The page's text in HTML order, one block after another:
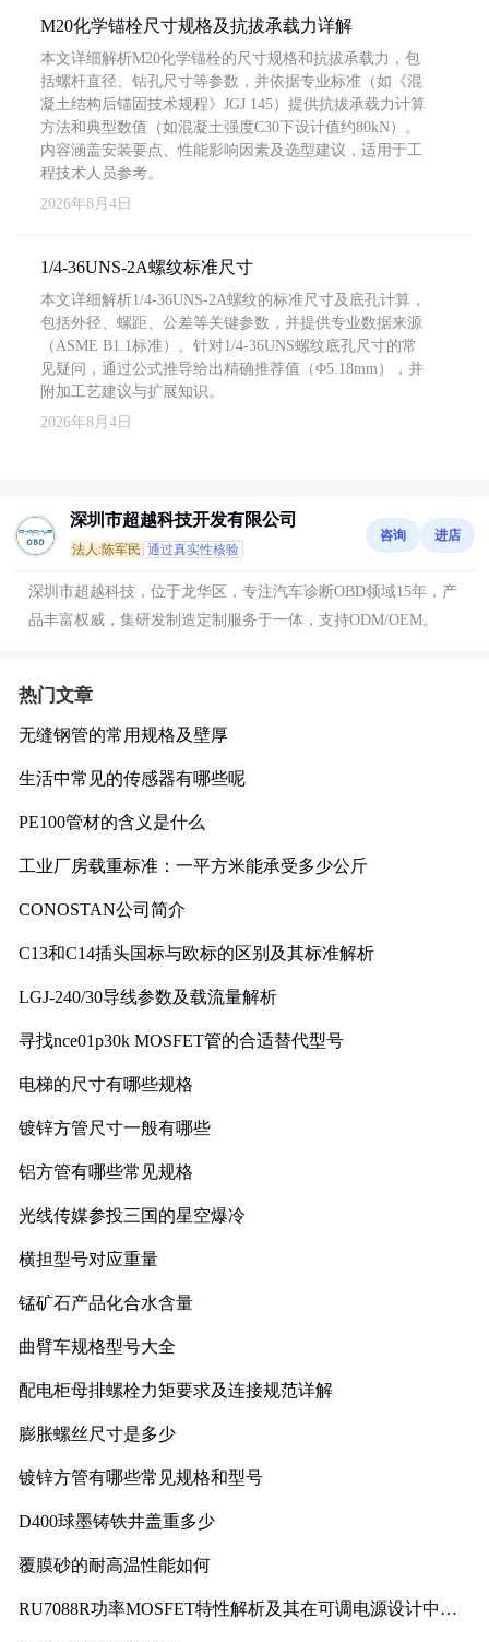
M20化学锚栓尺寸规格及抗拔承载力详解
本文详细解析M20化学锚栓的尺寸规格和抗拔承载力，包
括螺杆直径、钻孔尺寸等参数，并依据专业标准（如《混
凝土结构后锚固技术规程》JGJ 145）提供抗拔承载力计算
方法和典型数值（如混凝土强度C30下设计值约80kN）。
内容涵盖安装要点、性能影响因素及选型建议，适用于工
程技术人员参考。
2026年8月4日
1/4-36UNS-2A螺纹标准尺寸
本文详细解析1/4-36UNS-2A螺纹的标准尺寸及底孔计算，
包括外径、螺距、公差等关键参数，并提供专业数据来源
（ASME B1.1标准）。针对1/4-36UNS螺纹底孔尺寸的常
见疑问，通过公式推导给出精确推荐值（Φ5.18mm），并
附加工艺建议与扩展知识。
2026年8月4日
深圳市超越科技开发有限公司
法人:陈军民 通过真实性核验
咨询 进店
深圳市超越科技，位于龙华区，专注汽车诊断OBD领域15年，产
品丰富权威，集研发制造定制服务于一体，支持ODM/OEM。
热门文章
无缝钢管的常用规格及壁厚
生活中常见的传感器有哪些呢
PE100管材的含义是什么
工业厂房载重标准：一平方米能承受多少公斤
CONOSTAN公司简介
C13和C14插头国标与欧标的区别及其标准解析
LGJ-240/30导线参数及载流量解析
寻找nce01p30k MOSFET管的合适替代型号
电梯的尺寸有哪些规格
镀锌方管尺寸一般有哪些
铝方管有哪些常见规格
光线传媒参投三国的星空爆冷
横担型号对应重量
锰矿石产品化合水含量
曲臂车规格型号大全
配电柜母排螺栓力矩要求及连接规范详解
膨胀螺丝尺寸是多少
镀锌方管有哪些常见规格和型号
D400球墨铸铁井盖重多少
覆膜砂的耐高温性能如何
RU7088R功率MOSFET特性解析及其在可调电源设计中的